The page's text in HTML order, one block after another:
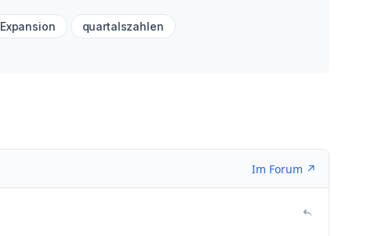
Expansion
quartalszahlen